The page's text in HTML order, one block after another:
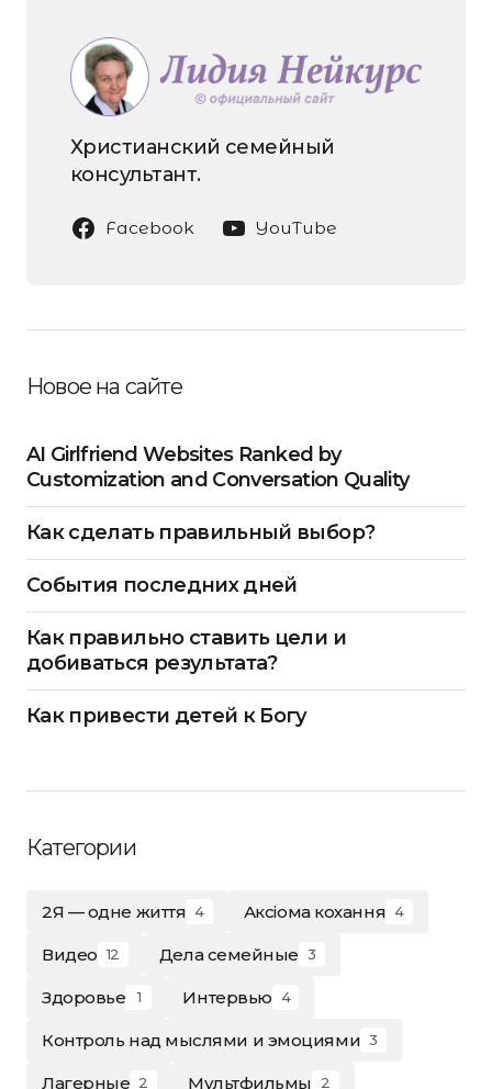
Христианский семейный
консультант.
Facebook YouTube
Новое на сайте
AI Girlfriend Websites Ranked by
Customization and Conversation Quality
Как сделать правильный выбор?
События последних дней
Как правильно ставить цели и
добиваться результата?
Как привести детей к Богу
Категории
2Я — одне життя 4 Аксіома кохання 4
Видео 12 Дела семейные 3
Здоровье 1 Интервью 4
Контроль над мыслями и эмоциями 3
Лагерные 2 Мультфильмы 2